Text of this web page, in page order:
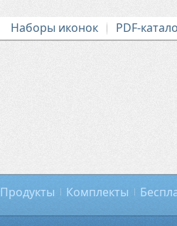
Наборы иконок PDF-
Продукты Комплекты